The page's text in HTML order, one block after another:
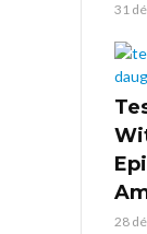
31
28